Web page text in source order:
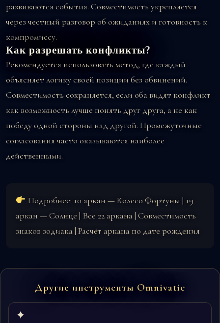
развиваются события. Совместимость укрепляется
через честный разговор об ожиданиях и готовность к
компромиссу.
Как разрешать конфликты?
Рекомендуется использовать метод, где каждый
объясняет логику своей позиции без обвинений.
Совместимость сохраняется, если оба видят конфликт
как возможность лучше понять друг друга, а не как
победу одной стороны над другой. Промежуточные
согласования часто оказываются наиболее
действенными.
Подробнее: 10 аркан — Колесо Фортуны | 19
аркан — Солнце | Все 22 аркана| Совместимость
знаков зодиака| Расчёт аркана по дате рождения
Другие инструменты Omnivatic
✦